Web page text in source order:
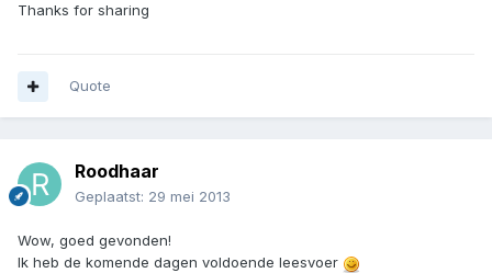
Thanks for sharing
Quote
Roodhaar
Geplaatst: 29 mei 2013
Wow, goed gevonden!
Ik heb de komende dagen voldoende leesvoer